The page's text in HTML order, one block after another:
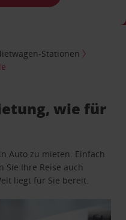
Stationen
wie für
Auto zu mieten. Einfach
Sie Ihre Reise auch
liegt für Sie bereit.